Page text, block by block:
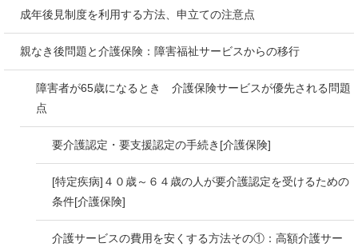
成年後見制度を利用する方法、申立ての注意点
親なき後問題と介護保険：障害福祉サービスからの移行
障害者が65歳になるとき 介護保険サービスが優先される問題
点
要介護認定・要支援認定の手続き[介護保険]
[特定疾病]４０歳～６４歳の人が要介護認定を受けるための
条件[介護保険]
介護サービスの費用を安くする方法その①：高額介護サー